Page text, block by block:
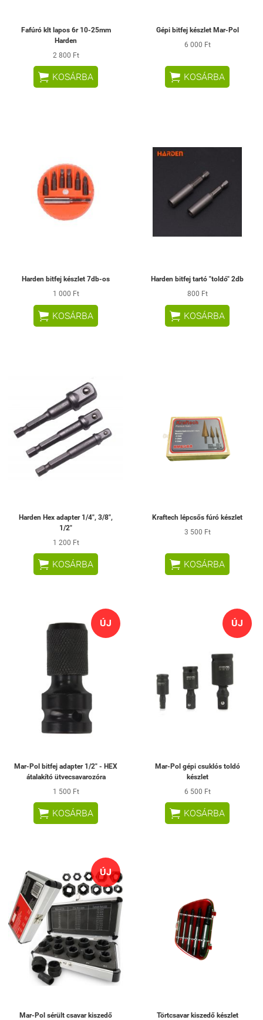
Fafúró klt lapos 6r 10-25mm
Harden
2 800 Ft
 KOSÁRBA
Gépi bitfej készlet Mar-Pol
6 000 Ft
 KOSÁRBA
Harden bitfej készlet 7db-os
1 000 Ft
 KOSÁRBA
Harden bitfej tartó "toldó" 2db
800 Ft
 KOSÁRBA
Harden Hex adapter 1/4", 3/8",
1/2"
1 200 Ft
 KOSÁRBA
Kraftech lépcsős fúró készlet
3 500 Ft
 KOSÁRBA
ÚJ
Mar-Pol bitfej adapter 1/2" - HEX
átalakító ütvecsavarozóra
1 500 Ft
 KOSÁRBA
ÚJ
Mar-Pol gépi csuklós toldó
készlet
6 500 Ft
 KOSÁRBA
ÚJ
Mar-Pol sérült csavar kiszedő
Törtcsavar kiszedő készlet